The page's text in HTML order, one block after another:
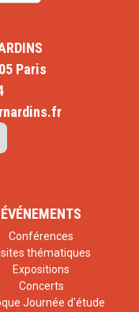
Paris
ÉVÉNEMENTS
Conférences
thématiques
Expositions
Concerts
Journée d'étude